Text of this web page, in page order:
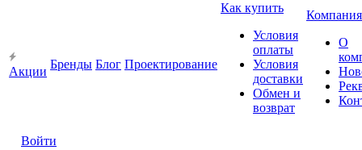
Акции
Бренды Блог Проектирование
Как купить
Условия
оплаты
Условия
доставки
Обмен и
возврат
Компания
О
Войти